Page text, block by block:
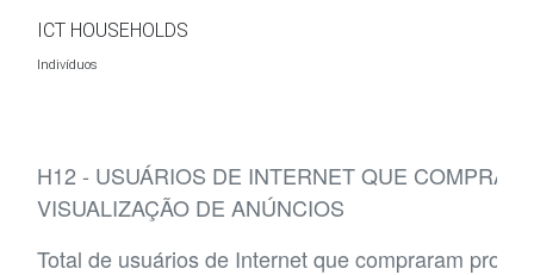
ICT HOUSEHOLDS
Indivíduos
H12 - USUÁRIOS DE INTERNET QUE
VISUALIZAÇÃO DE ANÚNCIOS
Total de usuários de Internet que compraram